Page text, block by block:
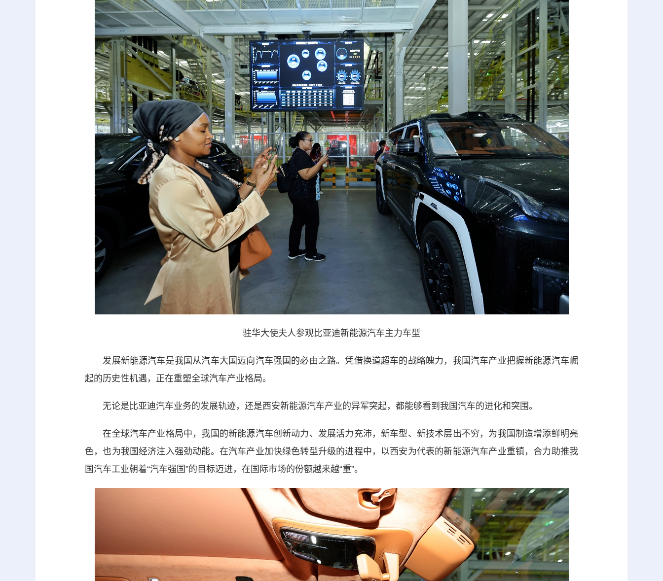
驻华大使夫人参观比亚迪新能源汽车主力车型
发展新能源汽车是我国从汽车大国迈向汽车强国的必由之路。凭借换道超车的战略魄力，我国汽车产业把握新能源汽车崛
起的历史性机遇，正在重塑全球汽车产业格局。
无论是比亚迪汽车业务的发展轨迹，还是西安新能源汽车产业的异军突起，都能够看到我国汽车的进化和突围。
在全球汽车产业格局中，我国的新能源汽车创新动力、发展活力充沛，新车型、新技术层出不穷，为我国制造增添鲜明亮
色，也为我国经济注入强劲动能。在汽车产业加快绿色转型升级的进程中，以西安为代表的新能源汽车产业重镇，合力助推我
国汽车工业朝着“汽车强国”的目标迈进，在国际市场的份额越来越“重”。